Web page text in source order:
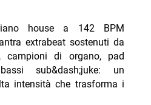
house a 142 BPM
extrabeat sostenuti da
campioni di organo, pad
sub&dash;juke: un
intensità che trasforma i